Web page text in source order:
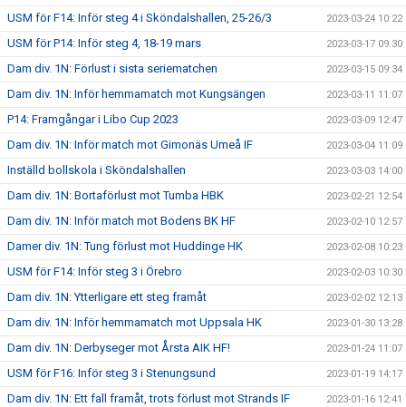
USM för F14: Inför steg 4 i Sköndalshallen, 25-26/3 2023-03-24 10:22
USM för P14: Inför steg 4, 18-19 mars 2023-03-17 09:30
Dam div. 1N: Förlust i sista seriematchen 2023-03-15 09:34
Dam div. 1N: Inför hemmamatch mot Kungsängen 2023-03-11 11:07
P14: Framgångar i Libo Cup 2023 2023-03-09 12:47
Dam div. 1N: Inför match mot Gimonäs Umeå IF 2023-03-04 11:09
Inställd bollskola i Sköndalshallen 2023-03-03 14:00
Dam div. 1N: Bortaförlust mot Tumba HBK 2023-02-21 12:54
Dam div. 1N: Inför match mot Bodens BK HF 2023-02-10 12:57
Damer div. 1N: Tung förlust mot Huddinge HK 2023-02-08 10:23
USM för F14: Inför steg 3 i Örebro 2023-02-03 10:30
Dam div. 1N: Ytterligare ett steg framåt 2023-02-02 12:13
Dam div. 1N: Inför hemmamatch mot Uppsala HK 2023-01-30 13:28
Dam div. 1N: Derbyseger mot Årsta AIK HF! 2023-01-24 11:07
USM för F16: Inför steg 3 i Stenungsund 2023-01-19 14:17
Dam div. 1N: Ett fall framåt, trots förlust mot Strands IF 2023-01-16 12:41